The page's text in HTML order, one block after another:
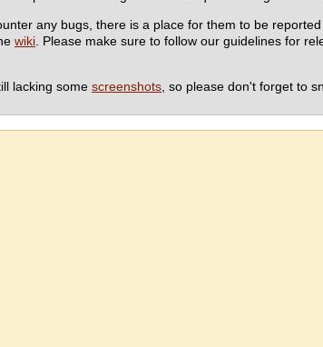
any bugs, there is a place for them to be
wiki . Please make sure to follow our guidelines for
lacking some screenshots , so please don't forget to